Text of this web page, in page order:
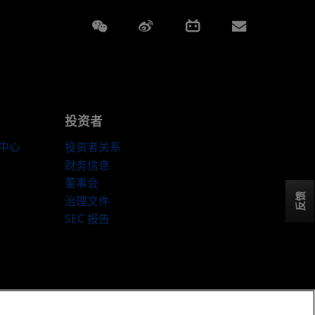
反馈
Weixin Weibo Bilibili
心
投资者
投资者关系
财务信息
董事会
治理文件
SEC 报告